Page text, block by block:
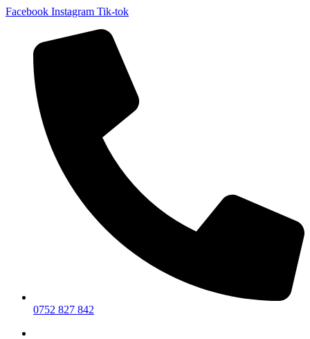
Facebook Instagram Tik-tok
0752 827 842